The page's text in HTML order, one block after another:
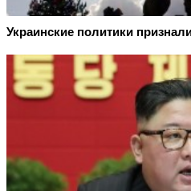
Украинские политики